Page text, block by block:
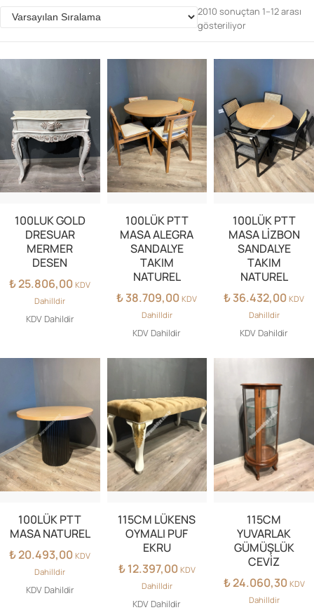
Parolanızı mı unuttunuz?
Hesap Oluştur
2010 sonuçtan 1–12 arası
gösteriliyor
100LUK GOLD
DRESUAR
MERMER
DESEN
₺25.806,00 KDV
Dahilldir
KDV Dahildir
100LÜK PTT
MASA ALEGRA
SANDALYE
TAKIM
NATUREL
₺38.709,00 KDV
Dahilldir
KDV Dahildir
100LÜK PTT
MASA LİZBON
SANDALYE
TAKIM
NATUREL
₺36.432,00 KDV
Dahilldir
KDV Dahildir
100LÜK PTT
MASA NATUREL
₺20.493,00 KDV
Dahilldir
KDV Dahildir
115CM LÜKENS
OYMALI PUF
EKRU
₺12.397,00 KDV
Dahilldir
KDV Dahildir
115CM
YUVARLAK
GÜMÜŞLÜK
CEVİZ
₺24.060,30 KDV
Dahilldir